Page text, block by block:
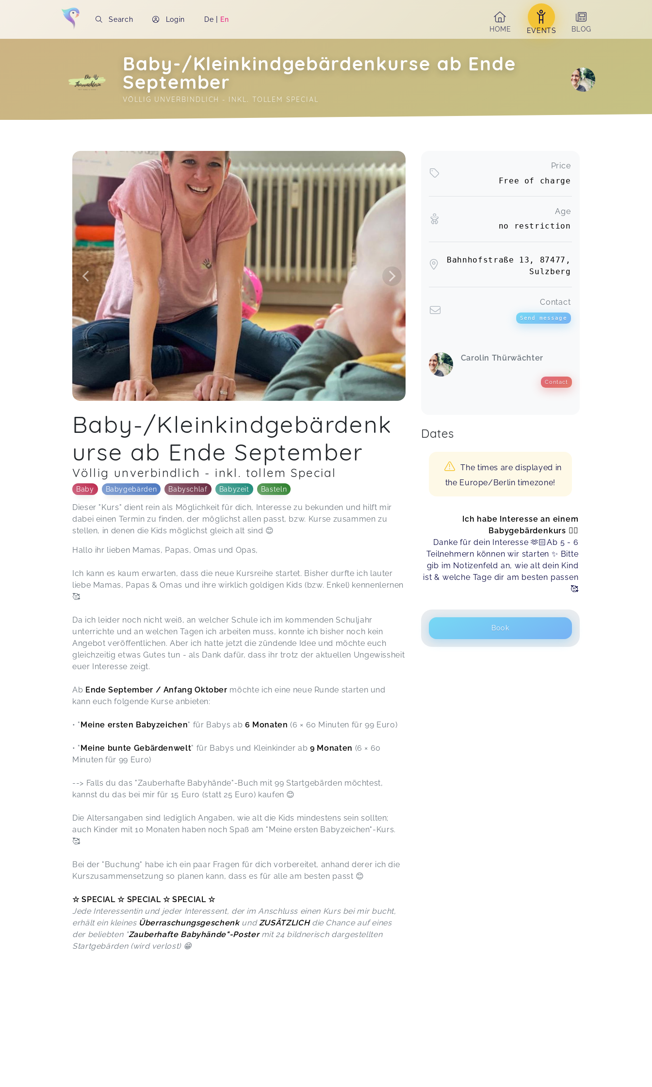
Search Login De | En
HOME
EVENTS BLOG
Baby-/Kleinkindgebärdenkurse ab Ende
September
VÖLLIG UNVERBINDLICH - INKL. TOLLEM SPECIAL
Baby-/Kleinkindgebärdenk
urse ab Ende September
Völlig unverbindlich - inkl. tollem Special
Baby Babygebärden Babyschlaf Babyzeit Basteln
Dieser "Kurs" dient rein als Möglichkeit für dich, Interesse zu bekunden und hilft mir
dabei einen Termin zu finden, der möglichst allen passt, bzw. Kurse zusammen zu
stellen, in denen die Kids möglichst gleich alt sind 😊
Hallo ihr lieben Mamas, Papas, Omas und Opas,
Ich kann es kaum erwarten, dass die neue Kursreihe startet. Bisher durfte ich lauter
liebe Mamas, Papas & Omas und ihre wirklich goldigen Kids (bzw. Enkel) kennenlernen
🥰
Da ich leider noch nicht weiß, an welcher Schule ich im kommenden Schuljahr
unterrichte und an welchen Tagen ich arbeiten muss, konnte ich bisher noch kein
Angebot veröffentlichen. Aber ich hatte jetzt die zündende Idee und möchte euch
gleichzeitig etwas Gutes tun - als Dank dafür, dass ihr trotz der aktuellen Ungewissheit
euer Interesse zeigt.
Ab Ende September / Anfang Oktober möchte ich eine neue Runde starten und
kann euch folgende Kurse anbieten:
• "Meine ersten Babyzeichen" für Babys ab 6 Monaten (6 × 60 Minuten für 99 Euro)
• "Meine bunte Gebärdenwelt" für Babys und Kleinkinder ab9 Monaten (6 × 60
Minuten für 99 Euro)
--> Falls du das "Zauberhafte Babyhände"-Buch mit 99 Startgebärden möchtest,
kannst du das bei mir für 15 Euro (statt 25 Euro) kaufen 😊
Die Altersangaben sind lediglich Angaben, wie alt die Kids mindestens sein sollten;
auch Kinder mit 10 Monaten haben noch Spaß am "Meine ersten Babyzeichen"-Kurs.
🥰
Bei der "Buchung" habe ich ein paar Fragen für dich vorbereitet, anhand derer ich die
Kurszusammensetzung so planen kann, dass es für alle am besten passt 😊
☆ SPECIAL ☆ SPECIAL ☆ SPECIAL ☆
Jede Interessentin und jeder Interessent, der im Anschluss einen Kurs bei mir bucht,
erhält ein kleines ÜberraschungsgeschenkundZUSÄTZLICHdie Chance auf eines
der beliebten "Zauberhafte Babyhände"-Postermit 24 bildnerisch dargestellten
Startgebärden (wird verlost) 😁
Price
Free of charge
Age
no restriction
Bahnhofstraße 13, 87477,
Sulzberg
Contact
Send message
Carolin Thürwächter
Contact
Dates
The times are displayed in
the Europe/Berlin timezone!
Ich habe Interesse an einem
Babygebärdenkurs 🖐🏻
Danke für dein Interesse 🫶🏻Ab 5 - 6
Teilnehmern können wir starten ✨️ Bitte
gib im Notizenfeld an, wie alt dein Kind
ist & welche Tage dir am besten passen
🥰
Book